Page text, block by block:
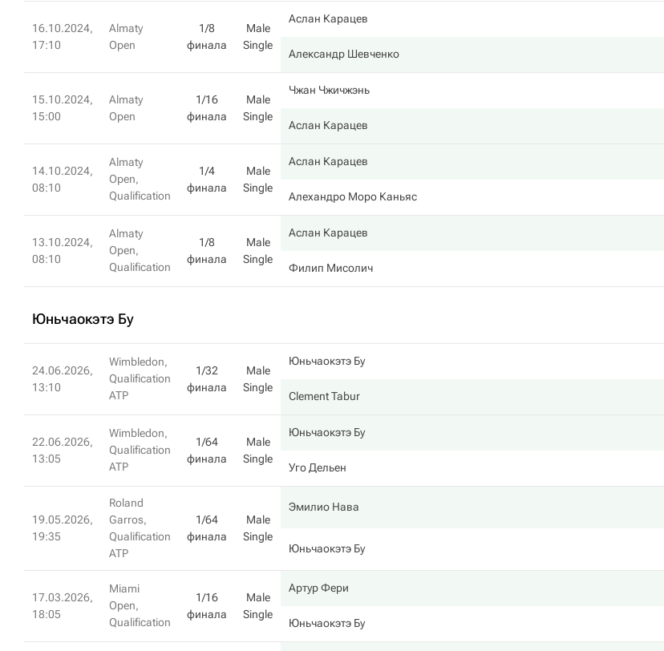
16.10.2024,
17:10
Almaty
Open
1/8
финала
Male
Single
Аслан Карацев
Александр Шевченко
15.10.2024,
15:00
Almaty
Open
1/16
финала
Male
Single
Чжан Чжичжэнь
Аслан Карацев
14.10.2024,
08:10
Almaty
Open,
Qualification
1/4
финала
Male
Single
Аслан Карацев
Алехандро Моро Каньяс
13.10.2024,
08:10
Almaty
Open,
Qualification
1/8
финала
Male
Single
Аслан Карацев
Филип Мисолич
Юньчаокэтэ Бу
24.06.2026,
13:10
Wimbledon,
Qualification
ATP
1/32
финала
Male
Single
Юньчаокэтэ Бу
Clement Tabur
22.06.2026,
13:05
Wimbledon,
Qualification
ATP
1/64
финала
Male
Single
Юньчаокэтэ Бу
Уго Дельен
19.05.2026,
19:35
Roland
Garros,
Qualification
ATP
1/64
финала
Male
Single
Эмилио Нава
Юньчаокэтэ Бу
17.03.2026,
18:05
Miami
Open,
Qualification
1/16
финала
Male
Single
Артур Фери
Юньчаокэтэ Бу